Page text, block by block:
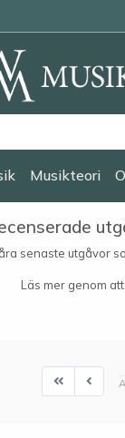
Musikteori
senaste utgåvor
Läs mer genom
FirstFirst